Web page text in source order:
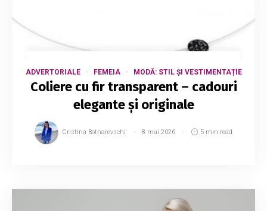
ADVERTORIALE FEMEIA MODĂ: STIL ȘI VESTIMENTAȚIE
Coliere cu fir transparent – cadouri
elegante și originale
Cristina Botnarevschi 8 mai 2026 5 min read